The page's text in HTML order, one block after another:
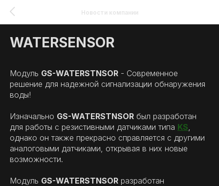
Новости компании
WATERSENSOR
Модуль GS-WATERSTNSOR - Современное
решение для надежной сигнализации обнаружения
воды!
Изначально GS-WATERSTNSOR был разработан
для работы с резистивными датчиками типа KS,
однако он также прекрасно справляется с другими
аналоговыми датчиками, открывая в них новые
возможности.
Модуль GS-WATERSTNSOR разработан